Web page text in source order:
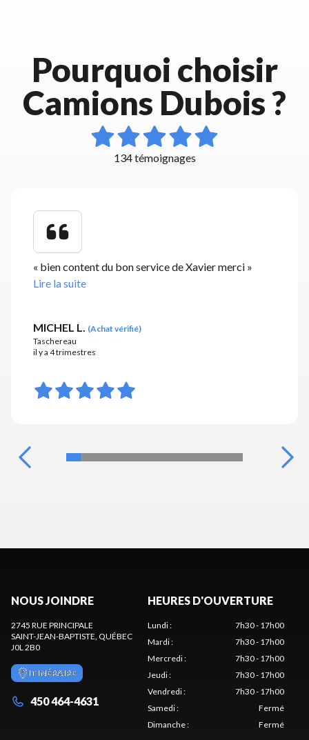
Pourquoi choisir
Camions Dubois ?
134 témoignages
« bien content du bon service de Xavier merci »
Lire la suite
MICHEL L. (Achat vérifié)
Taschereau
il y a 4 trimestres
NOUS JOINDRE
2745 RUE PRINCIPALE
SAINT-JEAN-BAPTISTE , QUÉBEC
J0L 2B0
ITINÉRAIRE
450 464-4631
HEURES D'OUVERTURE
Lundi:
7h30 - 17h00
Mardi:
7h30 - 17h00
Mercredi:
7h30 - 17h00
Jeudi:
7h30 - 17h00
Vendredi:
7h30 - 17h00
Samedi:
Fermé
Dimanche: Fermé